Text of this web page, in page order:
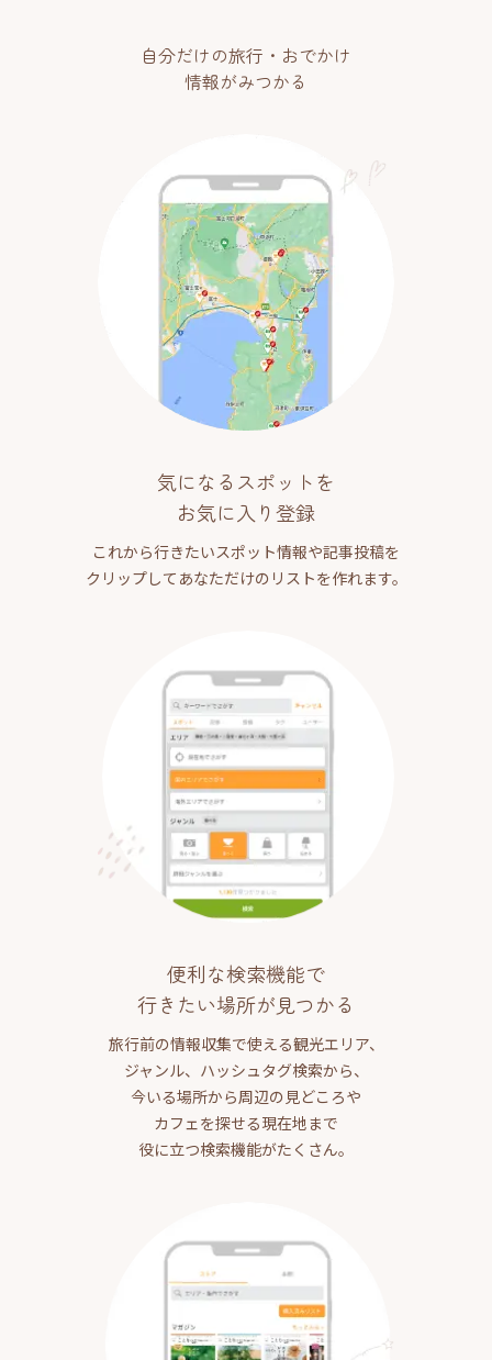
自分だけの旅行・おでかけ
情報がみつかる
気になるスポットを
お気に入り登録
これから行きたいスポット情報や記事投稿を
クリップしてあなただけのリストを作れます。
便利な検索機能で
行きたい場所が見つかる
旅行前の情報収集で使える観光エリア、
ジャンル、ハッシュタグ検索から、
今いる場所から周辺の見どころや
カフェを探せる現在地まで
役に立つ検索機能がたくさん。